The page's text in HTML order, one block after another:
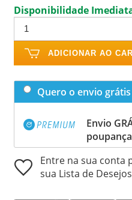
Disponibilidade
ADICIONAR AO
Quero o envio
Envio
Entre na sua conta
sua Lista de Desejos